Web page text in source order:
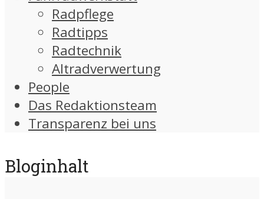
Radpflege
Radtipps
Radtechnik
Altradverwertung
People
Das Redaktionsteam
Transparenz bei uns
Bloginhalt